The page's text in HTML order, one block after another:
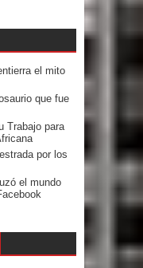
el mito
que fue
Trabajo para
por los
el mundo